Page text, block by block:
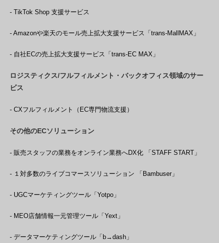
- TikTok Shop 支援サービス
- Amazonや楽天のモール売上拡大支援サービス「trans-MallMAX」
- 自社ECの売上拡大支援サービス「trans-EC MAX」
ロジスティクス/フルフィルメント・バックオフィス領域のサー
ビス
- CXフルフィルメント（EC専門物流支援）
その他のECソリューション
- 販売スタッフの業務をオンライン業務へDX化 「STAFF START」
- １対多数のライブコマースソリューション 「Bambuser」
- UGCマーケティングツール「Yotpo」
- MEO店舗情報一元管理ツール「Yext」
- データマーケティングツール「b→dash」